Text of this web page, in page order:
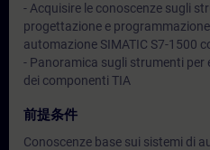
- Acquisire le conoscenze sugli
progettazione e
automazione SIMATIC S7-1500
- Panoramica sugli strumenti per
dei componenti TIA
前提条件
Conoscenze base sui sistemi di